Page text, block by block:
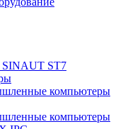
SINAUT ST7
компьютеры
компьютеры